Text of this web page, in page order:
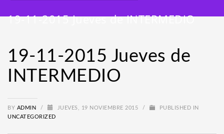
19-11-2015 Jueves de INTERMEDIO
19-11-2015 Jueves de
INTERMEDIO
BY ADMIN / JUEVES, 19 NOVIEMBRE 2015 /
PUBLISHED IN
UNCATEGORIZED